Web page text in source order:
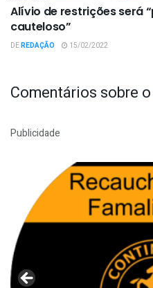
Alívio de restrições será
cauteloso”
DEREDAÇÃO 15/02/2022
Comentários sobre
Publicidade